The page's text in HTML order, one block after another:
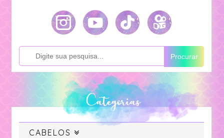
Procurar
Categorias
CABELOS